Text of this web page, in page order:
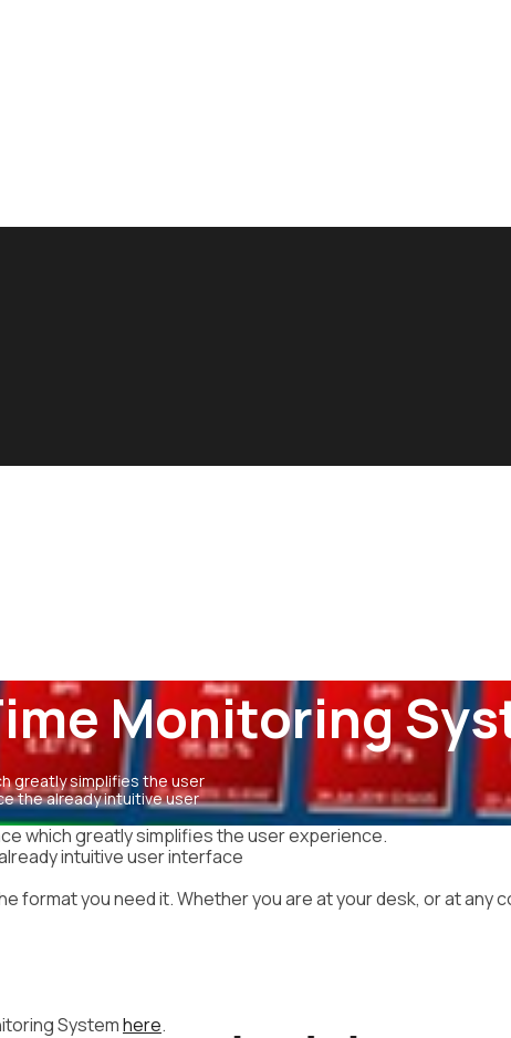
Monitoring
greatly simplifies the user
the already intuitive user
which greatly simplifies the user experience.
intuitive user interface
format you need it. Whether you are at your desk, or at
Systemhere.